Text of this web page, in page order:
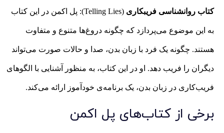
کتاب روانشناسی فریبکاری (Telling Lies): پل اکمن در این کتاب
به این موضوع می‌پردازد که چگونه دروغ‌ها متنوع و متفاوت
هستند. چگونه یک فرد با زبان بدن، صدا و حالات صورت می‌تواند
دیگران را فریب دهد. او در این کتاب، به منظور آشنایی با الگوهای
فریب‌کاری در زبان بدن، یک برنامه‌ی خودآموز ارائه می‌کند.
برخی از کتاب‌های پل اکمن